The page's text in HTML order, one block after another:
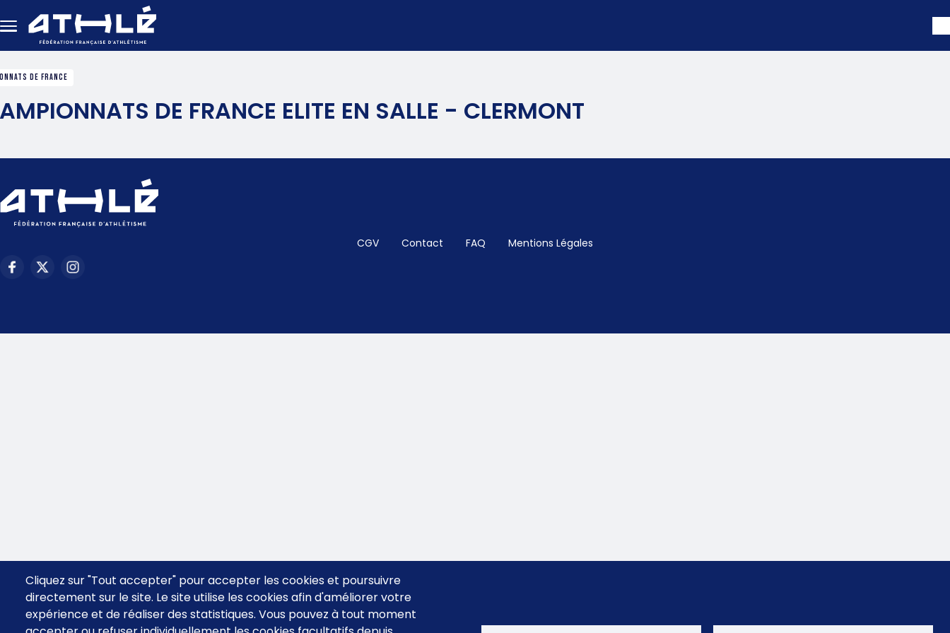
DE FRANCE
DE FRANCE ELITE EN SALLE - CLERMONT
Cliquez sur "Tout accepter" pour accepter les cookies et poursuivre
directement sur le site. Le site utilise les cookies afin d'améliorer votre
expérience et de réaliser des statistiques. Vous pouvez à tout moment
footer
CGV Contact FAQ Mentions Légales